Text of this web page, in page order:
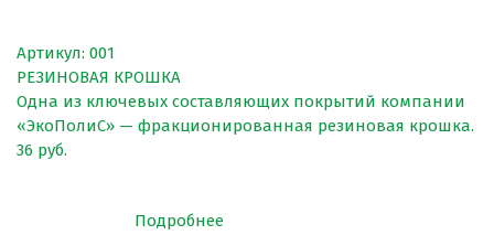
Покрытия детских площадок
Покрытия для беговых дорожек
Покрытия для спортивных площадок
Артикул: 001
РЕЗИНОВАЯ КРОШКА
Одна из ключевых составляющих покрытий компании
«ЭкоПолиС» — фракционированная резиновая крошка.
36 руб.
Подробнее